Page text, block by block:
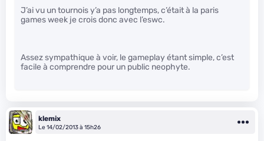
J’ai vu un tournois y’a pas longtemps, c’était à la paris
games week je crois donc avec l’eswc.
Assez sympathique à voir, le gameplay étant simple, c’est
facile à comprendre pour un public neophyte.
klemix
Le 14/02/2013 à 15h26